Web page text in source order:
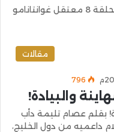
الصراع مع المحققين | فايز الكندري | الحلقة 8 معتقل غوانتانامو
مقالات
796
والبيادة!
بقلم عصام تليمة دأب
داعميه من دول الخليج،